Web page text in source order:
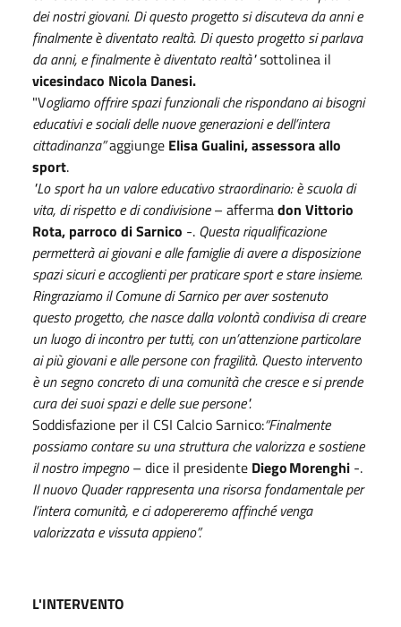
dei nostri giovani. Di questo progetto si discuteva da anni e
finalmente è diventato realtà. Di questo progetto si parlava
da anni, e finalmente è diventato realtà"sottolinea il
vicesindaco Nicola Danesi.
"Vogliamo offrire spazi funzionali che rispondano ai bisogni
educativi e sociali delle nuove generazioni e dell’intera
cittadinanza”aggiunge Elisa Gualini, assessora allo
sport.
"Lo sport ha un valore educativo straordinario: è scuola di
vita, di rispetto e di condivisione– affermadon Vittorio
Rota, parroco di Sarnico -. Questa riqualificazione
permetterà ai giovani e alle famiglie di avere a disposizione
spazi sicuri e accoglienti per praticare sport e stare insieme.
Ringraziamo il Comune di Sarnico per aver sostenuto
questo progetto, che nasce dalla volontà condivisa di creare
un luogo di incontro per tutti, con un’attenzione particolare
ai più giovani e alle persone con fragilità. Questo intervento
è un segno concreto di una comunità che cresce e si prende
cura dei suoi spazi e delle sue persone".
Soddisfazione per il CSI Calcio Sarnico:“Finalmente
possiamo contare su una struttura che valorizza e sostiene
il nostro impegno– dice il presidente Diego Morenghi -.
Il nuovo Quader rappresenta una risorsa fondamentale per
l’intera comunità, e ci adopereremo affinché venga
valorizzata e vissuta appieno”.
L'INTERVENTO